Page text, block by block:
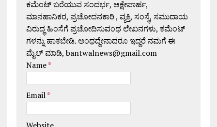
ಕಮೆಂಟ್ ಬರೆಯುವ ಸಂದರ್ಭ, ಆಕ್ಷೇಪಾರ್ಹ,
ಮಾನಹಾನಿಕರ, ಪ್ರಚೋದನಕಾರಿ , ವ್ಯಕ್ತಿ, ಸಂಸ್ಥೆ, ಸಮುದಾಯ
ವಿರುದ್ಧ ಹಿಂಸೆಗೆ ಪ್ರಚೋದಿಸುವಂಥ ಲೇಖನಗಳು, ಕಮೆಂಟ್
ಗಳನ್ನು ಹಾಕಬೇಡಿ. ಅಂಥದ್ದೇನಾದರೂ ಇದ್ದರೆ ನಮಗೆ ಈ
ಮೈಲ್ ಮಾಡಿ, bantwalnews@gmail.com
Name*
Email*